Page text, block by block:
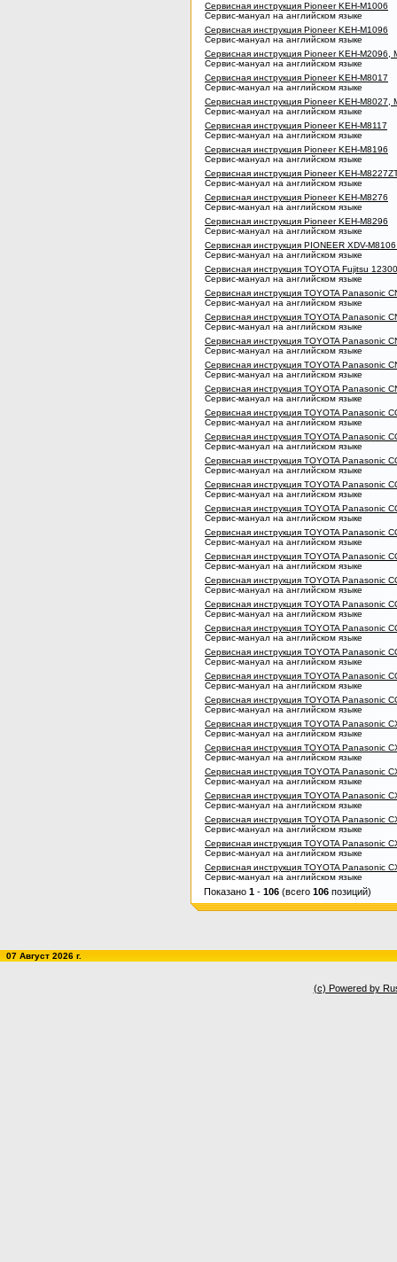
Сервисная инструкция Pioneer KEH-M1006
Сервис-мануал на английском языке
Сервисная инструкция Pioneer KEH-M1096
Сервис-мануал на английском языке
Сервисная инструкция Pioneer KEH-M2096,
Сервис-мануал на английском языке
Сервисная инструкция Pioneer KEH-M8017
Сервис-мануал на английском языке
Сервисная инструкция Pioneer KEH-M8027,
Сервис-мануал на английском языке
Сервисная инструкция Pioneer KEH-M8117
Сервис-мануал на английском языке
Сервисная инструкция Pioneer KEH-M8196
Сервис-мануал на английском языке
Сервисная инструкция Pioneer KEH-
Сервис-мануал на английском языке
Сервисная инструкция Pioneer KEH-M8276
Сервис-мануал на английском языке
Сервисная инструкция Pioneer KEH-M8296
Сервис-мануал на английском языке
Сервисная инструкция PIONEER XDV-
Сервис-мануал на английском языке
Сервисная инструкция TOYOTA Fujitsu
Сервис-мануал на английском языке
Сервисная инструкция TOYOTA Panasonic
Сервис-мануал на английском языке
Сервисная инструкция TOYOTA Panasonic
Сервис-мануал на английском языке
Сервисная инструкция TOYOTA Panasonic
Сервис-мануал на английском языке
Сервисная инструкция TOYOTA Panasonic
Сервис-мануал на английском языке
Сервисная инструкция TOYOTA Panasonic
Сервис-мануал на английском языке
Сервисная инструкция TOYOTA Panasonic
Сервис-мануал на английском языке
Сервисная инструкция TOYOTA Panasonic
Сервис-мануал на английском языке
Сервисная инструкция TOYOTA Panasonic
Сервис-мануал на английском языке
Сервисная инструкция TOYOTA Panasonic
Сервис-мануал на английском языке
Сервисная инструкция TOYOTA Panasonic
Сервис-мануал на английском языке
Сервисная инструкция TOYOTA Panasonic
Сервис-мануал на английском языке
Сервисная инструкция TOYOTA Panasonic
Сервис-мануал на английском языке
Сервисная инструкция TOYOTA Panasonic
Сервис-мануал на английском языке
Сервисная инструкция TOYOTA Panasonic
Сервис-мануал на английском языке
Сервисная инструкция TOYOTA Panasonic
Сервис-мануал на английском языке
Сервисная инструкция TOYOTA Panasonic
Сервис-мануал на английском языке
Сервисная инструкция TOYOTA Panasonic
Сервис-мануал на английском языке
Сервисная инструкция TOYOTA Panasonic
Сервис-мануал на английском языке
Сервисная инструкция TOYOTA Panasonic
Сервис-мануал на английском языке
Сервисная инструкция TOYOTA Panasonic
Сервис-мануал на английском языке
Сервисная инструкция TOYOTA Panasonic
Сервис-мануал на английском языке
Сервисная инструкция TOYOTA Panasonic
Сервис-мануал на английском языке
Сервисная инструкция TOYOTA Panasonic
Сервис-мануал на английском языке
Сервисная инструкция TOYOTA Panasonic
Сервис-мануал на английском языке
Сервисная инструкция TOYOTA Panasonic
Сервис-мануал на английском языке
Показано 1 - 106 (всего 106 позиций)
07 Август 2026 г.
(c) Powered by